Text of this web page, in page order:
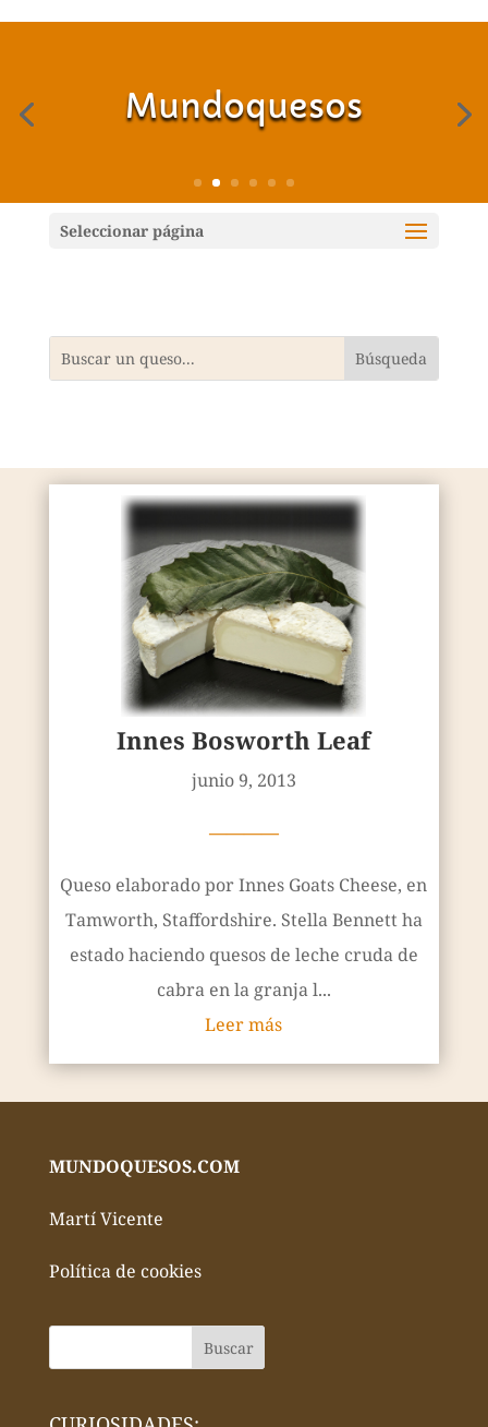
Mundoquesos
Seleccionar página
Innes Bosworth Leaf
junio 9, 2013
————
Queso elaborado por Innes Goats Cheese, en
Tamworth, Staffordshire. Stella Bennett ha
estado haciendo quesos de leche cruda de
cabra en la granja l...
Leer más
MUNDOQUESOS.COM
Martí Vicente
Política de cookies